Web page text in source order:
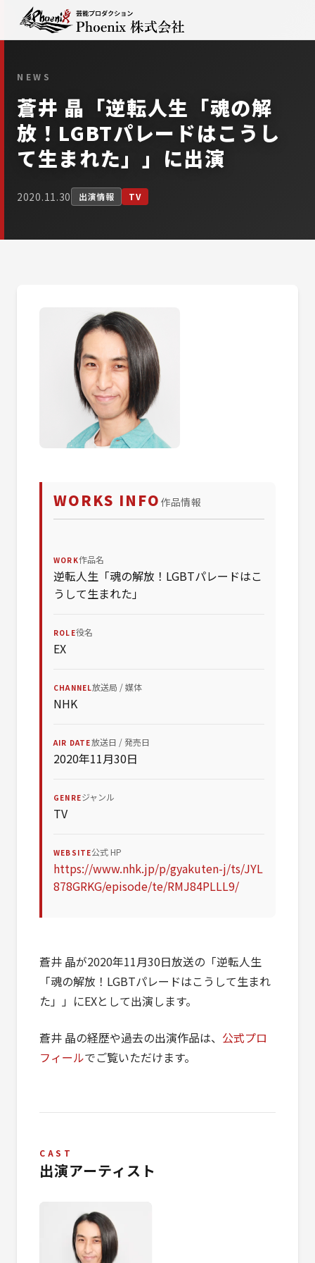
NEWS
蒼井 晶「逆転人生「魂の解
放！LGBTパレードはこうし
て生まれた」」に出演
2020.11.30 出演情報 TV
WORKS INFO 作品情報
WORK作品名
逆転人生「魂の解放！LGBTパレードはこ
うして生まれた」
ROLE役名
EX
CHANNEL放送局 / 媒体
NHK
AIR DATE放送日 / 発売日
2020年11月30日
GENREジャンル
TV
WEBSITE公式 HP
https://www.nhk.jp/p/gyakuten-j/ts/JYL
878GRKG/episode/te/RMJ84PLLL9/
蒼井 晶が2020年11月30日放送の「逆転人生
「魂の解放！LGBTパレードはこうして生まれ
た」」にEXとして出演します。
蒼井 晶の経歴や過去の出演作品は、 公式プロ
フィールでご覧いただけます。
CAST
出演アーティスト